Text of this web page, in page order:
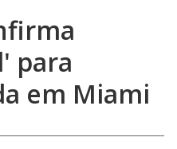
para
em Miami